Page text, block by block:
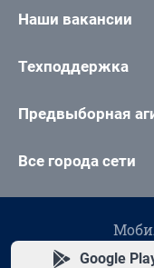
Наши вакансии
Техподдержка
Предвыборная
Все города сети
Google